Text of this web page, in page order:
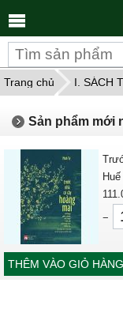
Trang chủ I. SÁCH
Sản phẩm mới
−
THÊM VÀO GIỎ HÀNG